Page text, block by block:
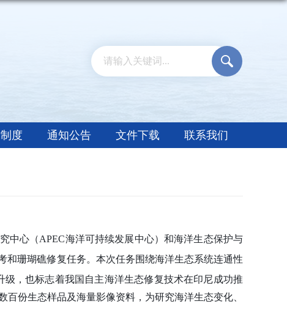
度 通知公告 文件下载 联系我们
中心（APEC海洋可持续发展中心）和海洋生态保护与
和珊瑚礁修复任务。本次任务围绕海洋生态系统连通性
级，也标志着我国自主海洋生态修复技术在印尼成功推
份生态样品及海量影像资料，为研究海洋生态变化、